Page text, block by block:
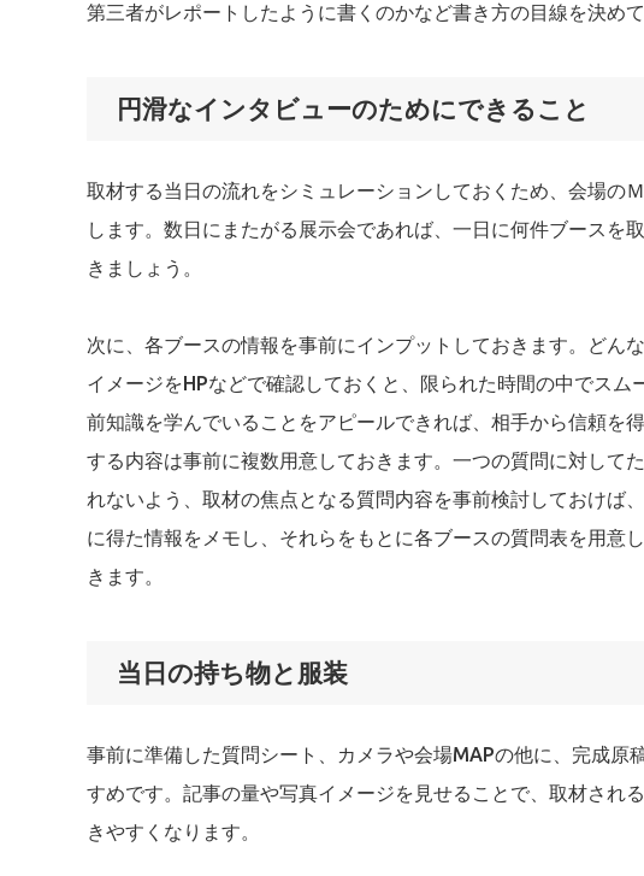
第三者がレポートしたように書くのかなど書き方の目線を決めて
円滑なインタビューのためにできること
取材する当日の流れをシミュレーションしておくため、会場の
します。数日にまたがる展示会であれば、一日に何件ブースを
きましょう。
次に、各ブースの情報を事前にインプットしておきます。どん
イメージをHPなどで確認しておくと、限られた時間の中でス
前知識を学んでいることをアピールできれば、相手から信頼を
する内容は事前に複数用意しておきます。一つの質問に対して
れないよう、取材の焦点となる質問内容を事前検討しておけば
に得た情報をメモし、それらをもとに各ブースの質問表を用意
きます。
当日の持ち物と服装
事前に準備した質問シート、カメラや会場MAPの他に、完成
すめです。記事の量や写真イメージを見せることで、取材され
きやすくなります。